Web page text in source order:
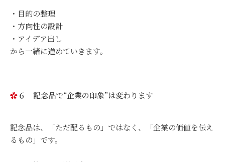
・目的の整理
・方向性の設計
・アイデア出し
から一緒に進めていきます。
６ 記念品で“企業の印象”は変わります
記念品は、「ただ配るもの」ではなく、「企業の価値を伝え
るもの」です。